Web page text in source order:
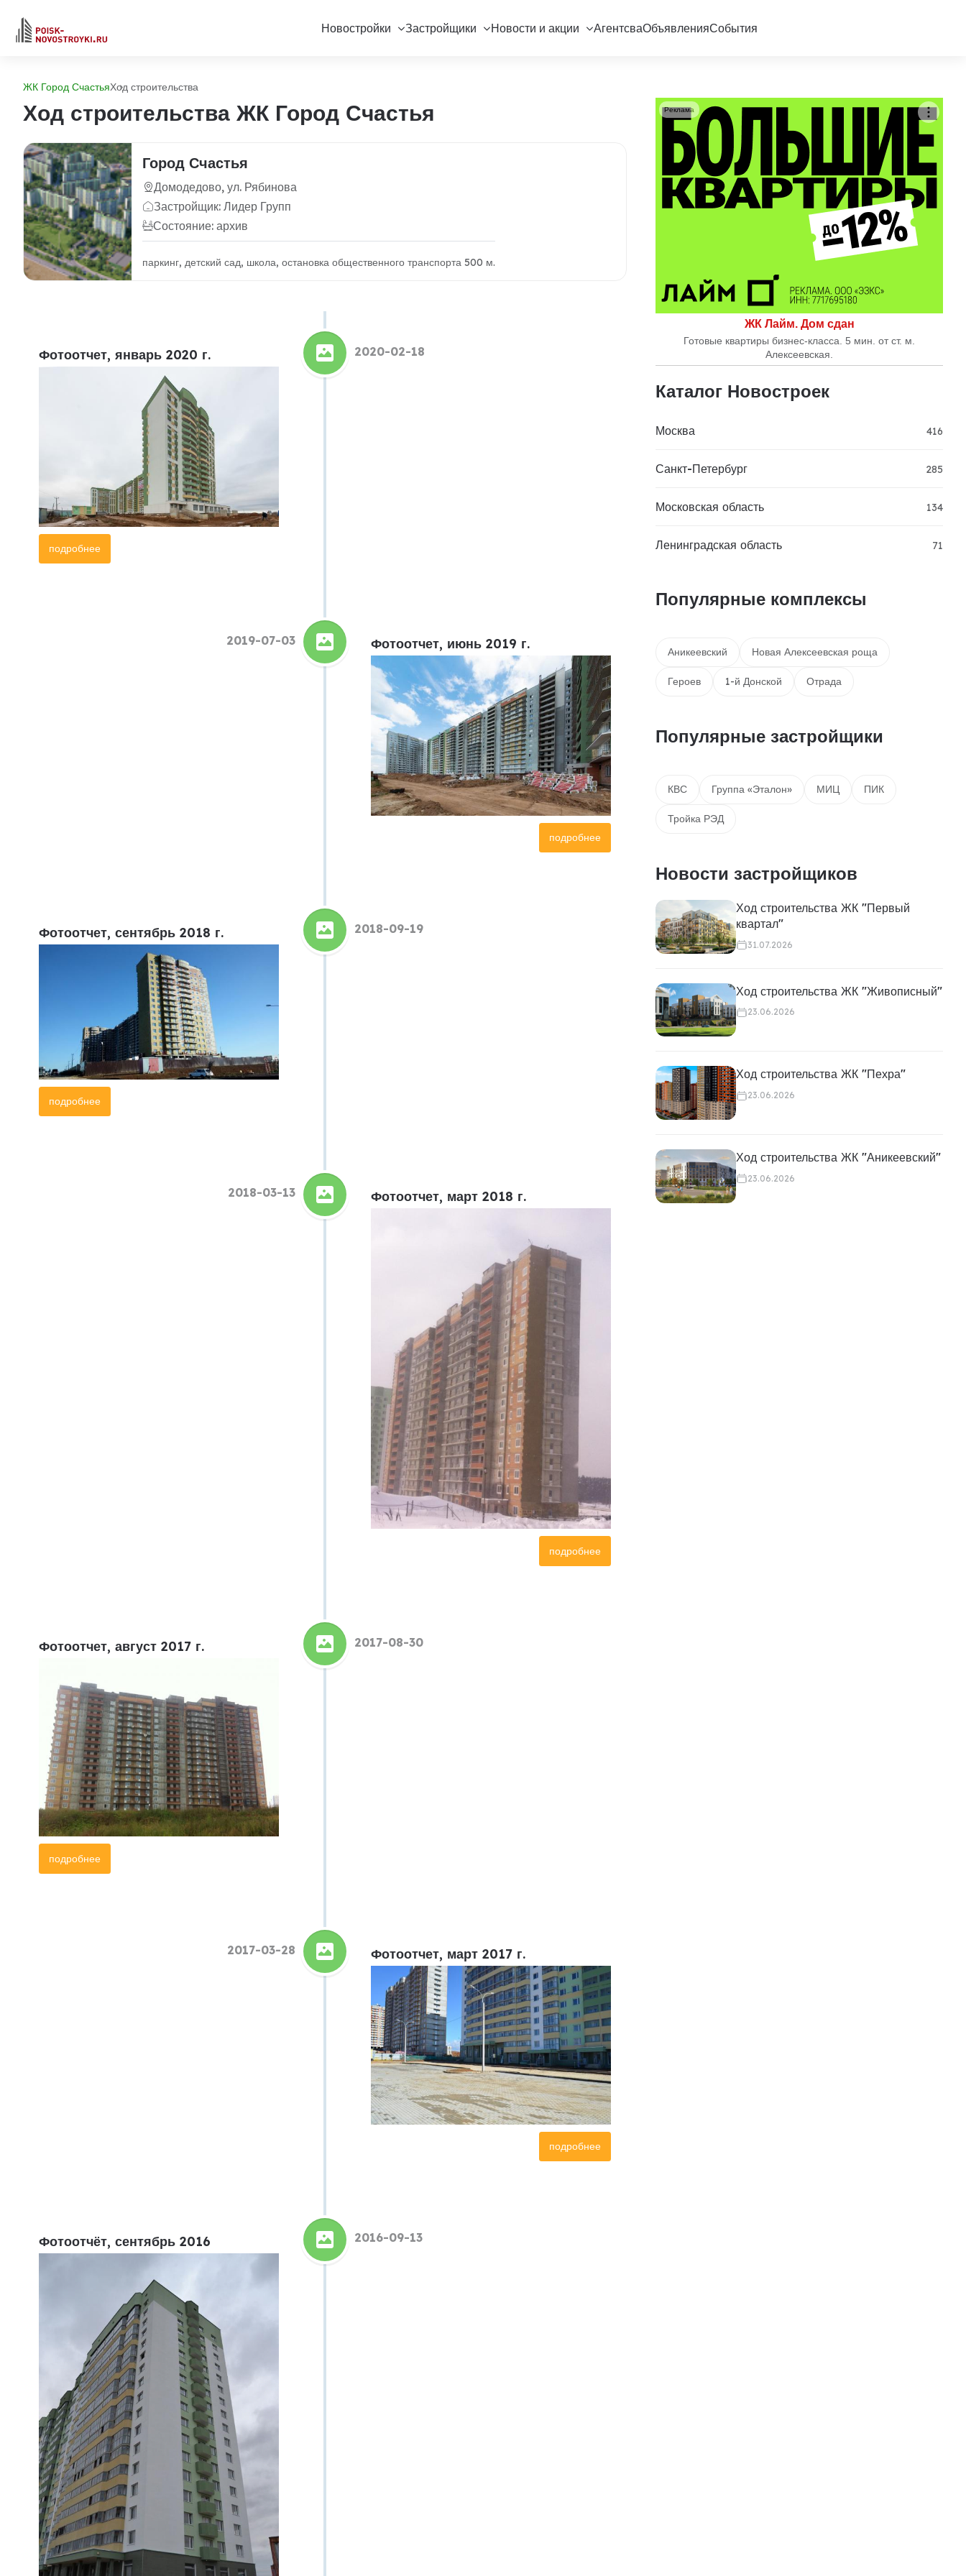
Новостройки Застройщики Новости и акции АгентсваОбъявленияСобытия
ЖК Город СчастьяХод строительства
Ход строительства ЖК Город Счастья
Город Счастья
Домодедово, ул. Рябинова
Застройщик: Лидер Групп
Состояние: архив
паркинг, детский сад, школа, остановка общественного транспорта 500 м.
Фотоотчет, январь 2020 г.
подробнее
2020-02-18
Фотоотчет, июнь 2019 г.
подробнее
2019-07-03
Фотоотчет, сентябрь 2018 г.
подробнее
2018-09-19
Фотоотчет, март 2018 г.
подробнее
2018-03-13
Фотоотчет, август 2017 г.
подробнее
2017-08-30
Фотоотчет, март 2017 г.
подробнее
2017-03-28
Фотоотчёт, сентябрь 2016 2016-09-13
ЖК Лайм. Дом сдан
Готовые квартиры бизнес-класса. 5 мин. от ст. м.
Алексеевская.
Реклама
Каталог Новостроек
Москва 416
Санкт-Петербург 285
Московская область 134
Ленинградская область 71
Популярные комплексы
Аникеевский Новая Алексеевская роща
Героев 1-й Донской Отрада
Популярные застройщики
КВС Группа «Эталон» МИЦ ПИК
Тройка РЭД
Новости застройщиков
Ход строительства ЖК "Первый
квартал"
31.07.2026
Ход строительства ЖК "Живописный"
23.06.2026
Ход строительства ЖК "Пехра"
23.06.2026
Ход строительства ЖК "Аникеевский"
23.06.2026